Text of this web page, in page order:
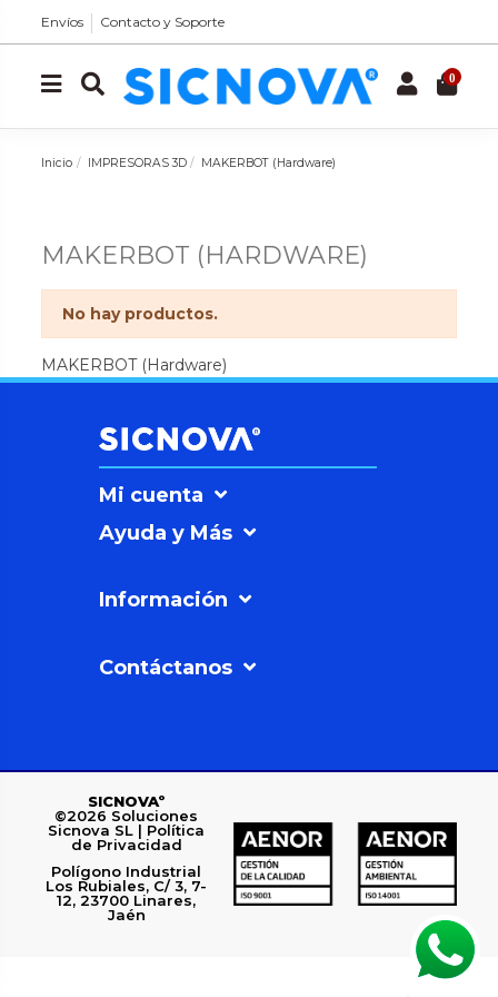
Envíos Contacto y Soporte
0
Inicio IMPRESORAS 3D MAKERBOT (Hardware)
MAKERBOT (HARDWARE)
No hay productos.
MAKERBOT (Hardware)
Mi cuenta
Ayuda y Más
Información
Contáctanos
SICNOVAº
©2026 Soluciones
Sicnova SL | Política
de Privacidad
Polígono Industrial
Los Rubiales, C/ 3, 7-
12, 23700 Linares,
Jaén